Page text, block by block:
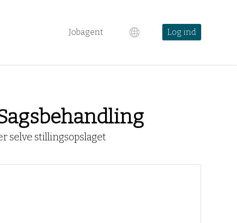
Jobagent Log ind
selve stillingsopslaget